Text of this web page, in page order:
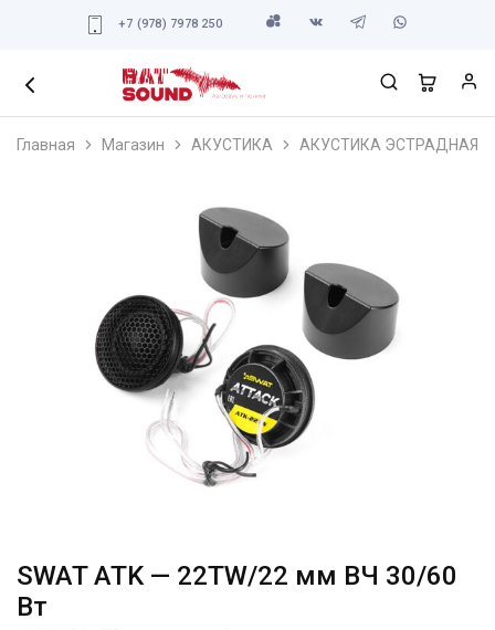
+7 (978) 7978 250
Главная Магазин АКУСТИКА АКУСТИКА ЭСТРАДНАЯ
SWAT ATK — 22TW/22 мм ВЧ 30/60
Вт